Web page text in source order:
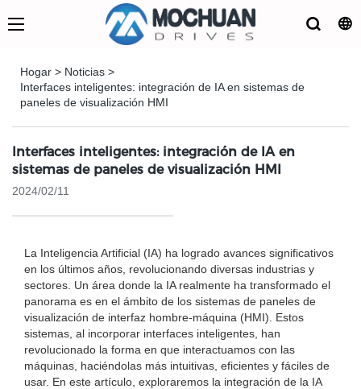
Hogar > Noticias >
Interfaces inteligentes: integración de IA en sistemas de
paneles de visualización HMI
Interfaces inteligentes: integración de IA en
sistemas de paneles de visualización HMI
2024/02/11
La Inteligencia Artificial (IA) ha logrado avances significativos
en los últimos años, revolucionando diversas industrias y
sectores. Un área donde la IA realmente ha transformado el
panorama es en el ámbito de los sistemas de paneles de
visualización de interfaz hombre-máquina (HMI). Estos
sistemas, al incorporar interfaces inteligentes, han
revolucionado la forma en que interactuamos con las
máquinas, haciéndolas más intuitivas, eficientes y fáciles de
usar. En este artículo, exploraremos la integración de la IA